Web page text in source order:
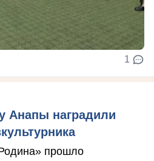
1
Анапы наградили
прошло